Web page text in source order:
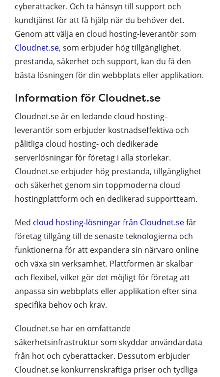
cyberattacker. Och ta hänsyn till support och
kundtjänst för att få hjälp när du behöver det.
Genom att välja en cloud hosting-leverantör som
Cloudnet.se, som erbjuder hög tillgänglighet,
prestanda, säkerhet och support, kan du få den
bästa lösningen för din webbplats eller applikation.
Information för Cloudnet.se
Cloudnet.se är en ledande cloud hosting-
leverantör som erbjuder kostnadseffektiva och
pålitliga cloud hosting- och dedikerade
serverlösningar för företag i alla storlekar.
Cloudnet.se erbjuder hög prestanda, tillgänglighet
och säkerhet genom sin toppmoderna cloud
hostingplattform och en dedikerad supportteam.
Med cloud hosting-lösningar från Cloudnet.sefår
företag tillgång till de senaste teknologierna och
funktionerna för att expandera sin närvaro online
och växa sin verksamhet. Plattformen är skalbar
och flexibel, vilket gör det möjligt för företag att
anpassa sin webbplats eller applikation efter sina
specifika behov och krav.
Cloudnet.se har en omfattande
säkerhetsinfrastruktur som skyddar användardata
från hot och cyberattacker. Dessutom erbjuder
Cloudnet.se konkurrenskraftiga priser och tydliga